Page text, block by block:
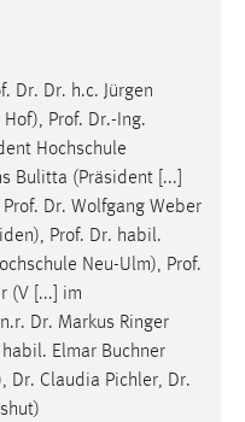
. Dr. Dr. h.c. Jürgen
Hof), Prof. Dr.-Ing.
Hochschule
Bulitta (Präsident [...]
Prof. Dr. Wolfgang Weber
Prof. Dr. habil.
Neu-Ulm), Prof.
(V [...] im
Dr. Markus Ringer
habil. Elmar Buchner
Dr. Claudia Pichler, Dr.